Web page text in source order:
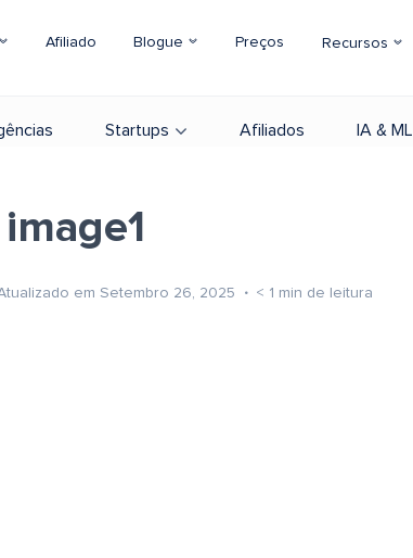
Afiliado Blogue Preços Recursos
Startups Afiliados IA & ML
image1
em Setembro 26, 2025 < 1 min de leitura